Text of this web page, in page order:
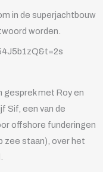
in de superjachtbouw
worden.
met Roy en
Sif, een van de
offshore funderingen
zee staan), over het